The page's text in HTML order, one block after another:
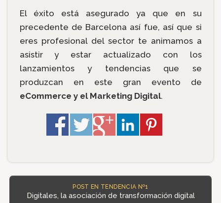
El éxito está asegurado ya que en su
precedente de Barcelona así fue, así que si
eres profesional del sector te animamos a
asistir y estar actualizado con los
lanzamientos y tendencias que se
produzcan en este gran evento de
eCommerce y el Marketing Digital.
POST EN TENDENCIA Nº1
Digitales, la asociación de transformación digital